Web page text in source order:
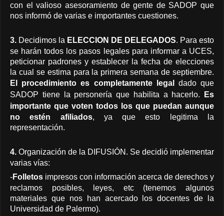
con el valioso asesoramiento de gente de SADOP que
nos informó de varias e importantes cuestiones.
3. Decidimos la ELECCION DE DELEGADOS. Para esto
se harán todos los pasos legales para informar a UCES,
peticionar padrones y establecer la fecha de elecciones
la cual se estima para la primera semana de septiembre.
El procedimiento es completamente legal
dado que
SADOP tiene la personería que habilita a hacerlo.
Es
importante que voten todos los que puedan aunque
no estén afiliados, ya que esto legitima la
representación.
4. Organización de la DIFUSIÓN. Se decidió implementar
varias vías:
-Folletos impresos con información acerca de derechos y
reclamos posibles, leyes, etc (tenemos algunos
materiales que nos han acercado los docentes de la
Universidad de Palermo).